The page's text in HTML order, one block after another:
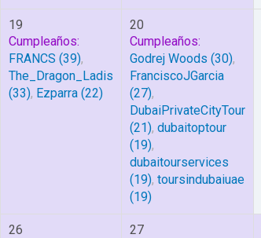
19
Cumpleaños:
FRANCS (39),
The_Dragon_Ladis
(33), Ezparra (22)
20
Cumpleaños:
Godrej Woods (30),
FranciscoJGarcia
(27),
DubaiPrivateCityTour
(21), dubaitoptour
(19),
dubaitourservices
(19), toursindubaiuae
(19)
26
27